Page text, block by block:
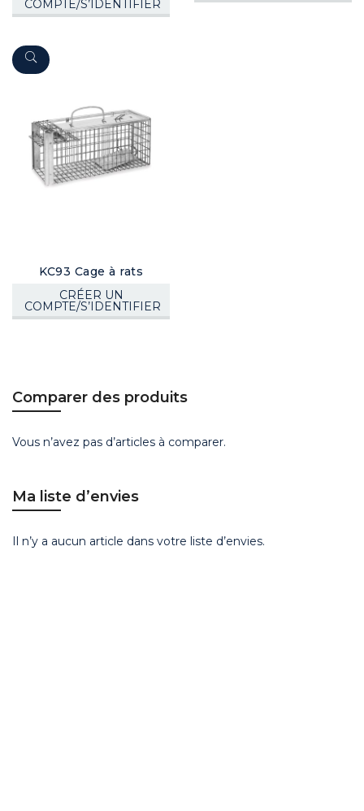
COMPTE/S’IDENTIFIER
KC93 Cage à rats
CRÉER UN
COMPTE/S’IDENTIFIER
Comparer des produits
Vous n’avez pas d’articles à comparer.
Ma liste d’envies
Il n’y a aucun article dans votre liste d’envies.